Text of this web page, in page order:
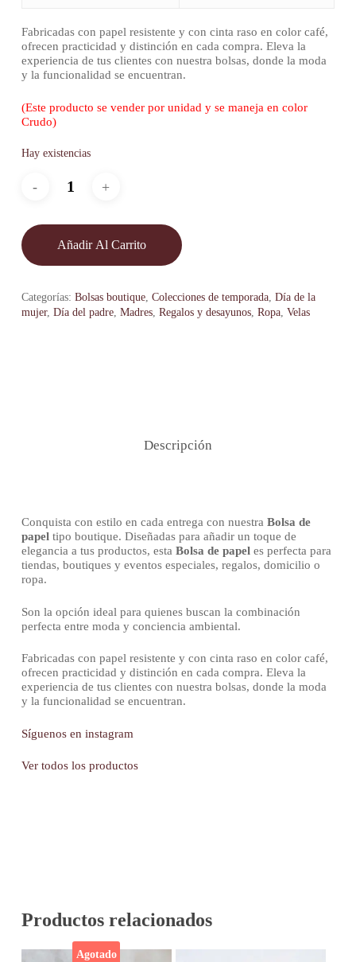
Fabricadas con papel resistente y con cinta raso en color café,
ofrecen practicidad y distinción en cada compra. Eleva la
experiencia de tus clientes con nuestra bolsas, donde la moda
y la funcionalidad se encuentran.
(Este producto se vender por unidad y se maneja en color
Crudo)
Hay existencias
Añadir Al Carrito
Categorías: Bolsas boutique, Colecciones de temporada, Día de la
mujer, Día del padre, Madres, Regalos y desayunos, Ropa, Velas
Descripción
Conquista con estilo en cada entrega con nuestra Bolsa de
papeltipo boutique. Diseñadas para añadir un toque de
elegancia a tus productos, esta Bolsa de papeles perfecta para
tiendas, boutiques y eventos especiales, regalos, domicilio o
ropa.
Son la opción ideal para quienes buscan la combinación
perfecta entre moda y conciencia ambiental.
Fabricadas con papel resistente y con cinta raso en color café,
ofrecen practicidad y distinción en cada compra. Eleva la
experiencia de tus clientes con nuestra bolsas, donde la moda
y la funcionalidad se encuentran.
Síguenos en instagram
Ver todos los productos
Productos relacionados
Agotado